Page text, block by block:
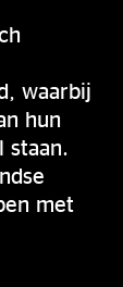
waarbij
hun
staan.
met